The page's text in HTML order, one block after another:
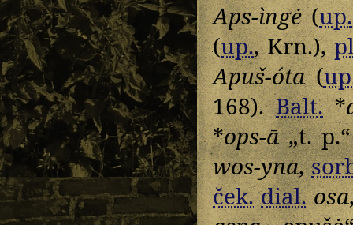
Aps-ìngė(up.
(up., Krn.),
Apuš-óta(
168).Balt.*
*ops-ā„t.
wos-yna,
ček. dial. osa